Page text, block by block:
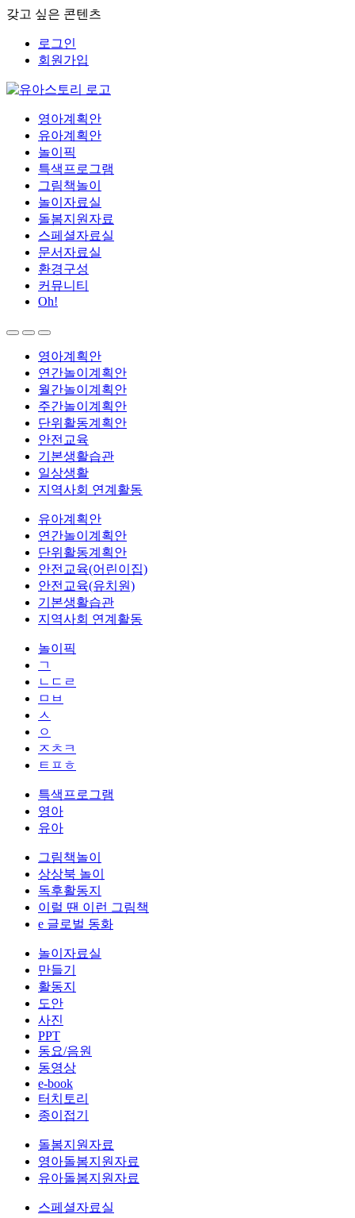
갖고 싶은 콘텐츠
로그인
회원가입
영아계획안
유아계획안
놀이픽
특색프로그램
그림책놀이
놀이자료실
돌봄지원자료
스페셜자료실
문서자료실
환경구성
커뮤니티
Oh!
영아계획안
연간놀이계획안
월간놀이계획안
주간놀이계획안
단위활동계획안
안전교육
기본생활습관
일상생활
지역사회 연계활동
유아계획안
연간놀이계획안
단위활동계획안
안전교육(어린이집)
안전교육(유치원)
기본생활습관
지역사회 연계활동
놀이픽
ㄱ
ㄴㄷㄹ
ㅁㅂ
ㅅ
ㅇ
ㅈㅊㅋ
ㅌㅍㅎ
특색프로그램
영아
유아
그림책놀이
상상북 놀이
독후활동지
이럴 땐 이런 그림책
e 글로벌 동화
놀이자료실
만들기
활동지
도안
사진
PPT
동요/음원
동영상
e-book
터치토리
종이접기
돌봄지원자료
영아돌봄지원자료
유아돌봄지원자료
스페셜자료실